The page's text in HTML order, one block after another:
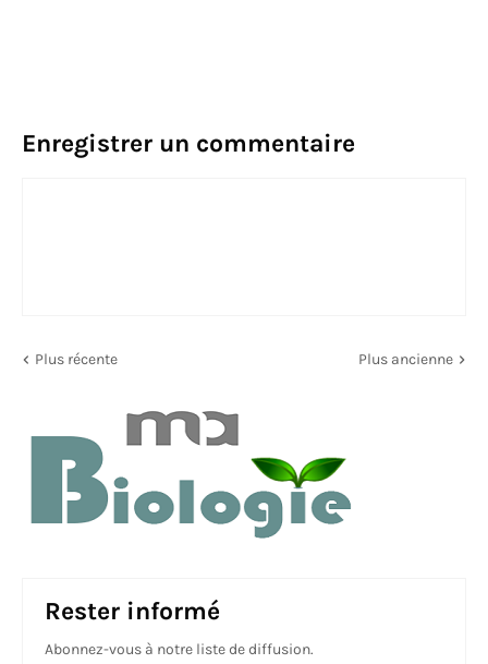
Enregistrer un commentaire
Plus récente Plus ancienne
Rester informé
Abonnez-vous à notre liste de diffusion.